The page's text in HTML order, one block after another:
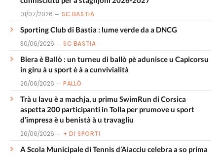
01/07/2026 SC BASTIA
Sporting Club di Bastia : lume verde da a DNCG
30/06/2026 SC BASTIA
Biera è Ballò : un turneu di ballò pè adunisce u Capicorsu
in giru à u sport è à a cunvivialità
26/06/2026 PALLÒ
Trà u lavu è a machja, u primu SwimRun di Corsica
aspetta 200 participanti in Tolla per prumove u sport
d’impresa è u benistà à u travagliu
26/06/2026 + DI SPORTI
A Scola Municipale di Tennis d’Aiacciu celebra a so prima